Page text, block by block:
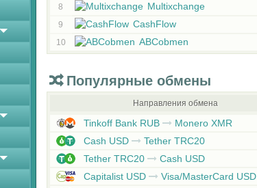
8 Multixchange
9 CashFlow
10 ABCobmen
Популярные обмены
Направления обмена
Tinkoff Bank RUB
Monero XMR
Cash USD
Tether TRC20
Tether TRC20
Cash USD
Capitalist USD
Visa/MasterCard USD